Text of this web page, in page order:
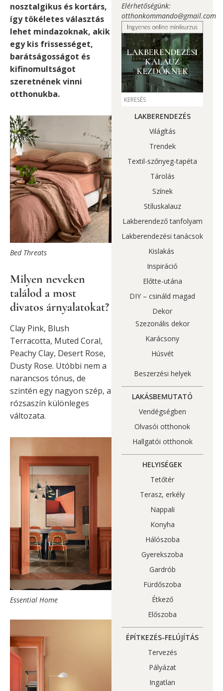
nosztalgikus és kortárs,
így tökéletes választás
lehet mindazoknak, akik
egy kis frissességet,
barátságosságot és
kifinomultságot
szeretnének vinni
otthonukba.
Bed Threats
Milyen neveken
találod a most
divatos árnyalatokat?
Clay Pink, Blush
Terracotta, Muted Coral,
Peachy Clay, Desert Rose,
Dusty Rose. Utóbbi nem a
narancsos tónus, de
szintén egy nagyon szép, a
rózsaszín különleges
változata.
Essential Home
Elérhetőségünk:
otthonkommando@gmail.com
LAKBERENDEZÉS
Világítás
Trendek
Textil-szőnyeg-tapéta
Tárolás
Színek
Stíluskalauz
Lakberendező tanfolyam
Lakberendezési tanácsok
Kislakás
Inspiráció
Előtte-utána
DIY – csináld magad
Dekor
Szezonális dekor
Karácsony
Húsvét
Beszerzési helyek
LAKÁSBEMUTATÓ
Vendégségben
Olvasói otthonok
Hallgatói otthonok
HELYISÉGEK
Tetőtér
Terasz, erkély
Nappali
Konyha
Hálószoba
Gyerekszoba
Gardrób
Fürdőszoba
Étkező
Előszoba
ÉPÍTKEZÉS-FELÚJÍTÁS
Tervezés
Pályázat
Ingatlan